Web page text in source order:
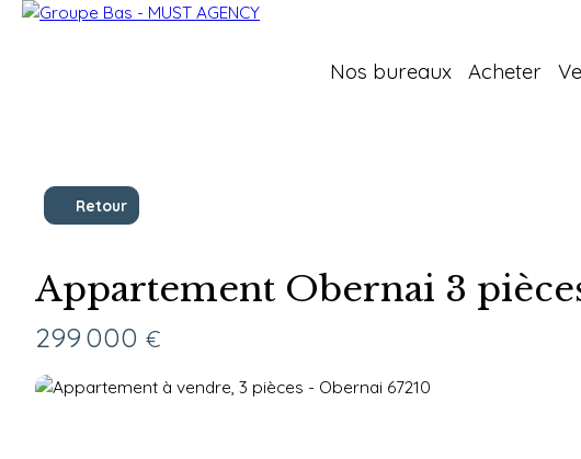
Nos bureaux Acheter
Retour
Appartement Obernai 3
299 000 €